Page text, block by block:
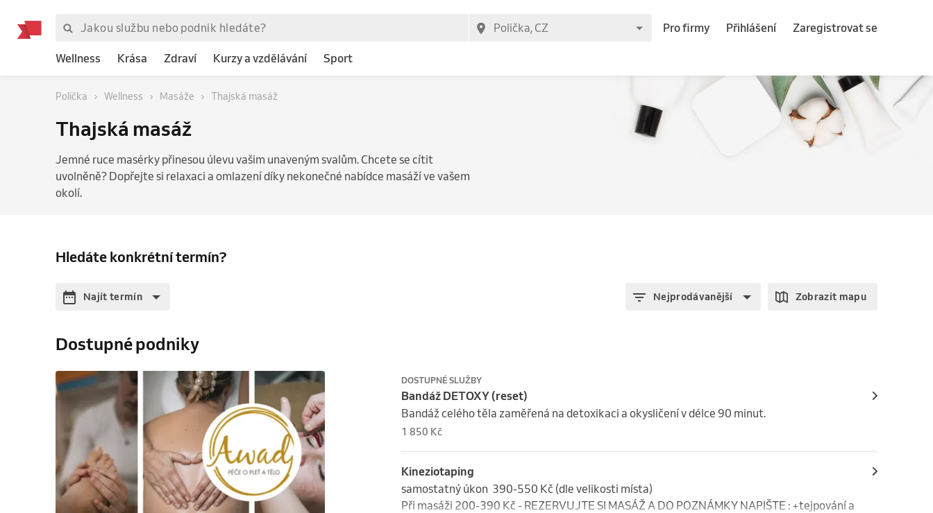
Pro firmy Přihlášení Zaregistrovat se
Wellness Krása Zdraví Kurzy a vzdělávání Sport
Polička Wellness Masáže Thajská masáž
Thajská masáž
Jemné ruce masérky přinesou úlevu vašim unaveným svalům. Chcete se cítit
uvolněně? Dopřejte si relaxaci a omlazení díky nekonečné nabídce masáží ve vašem
okolí.
Hledáte konkrétní termín?
Najít termín Nejprodávanější Zobrazit mapu
Dostupné podniky
DOSTUPNÉ SLUŽBY
Bandáž DETOXY (reset)
Bandáž celého těla zaměřená na detoxikaci a okysličení v délce 90 minut.
1 850 Kč
Kineziotaping
samostatný úkon  390-550 Kč (dle velikosti místa)
Při masáži 200-390 Kč - REZERVUJTE SI MASÁŽ A DO POZNÁMKY NAPIŠTE : +tejpování a